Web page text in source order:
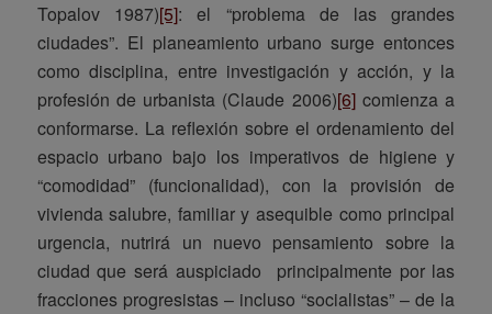
Topalov 1987)[5]: el “problema de las grandes
ciudades”. El planeamiento urbano surge entonces
como disciplina, entre investigación y acción, y la
profesión de urbanista (Claude 2006)[6]comienza a
conformarse. La reflexión sobre el ordenamiento del
espacio urbano bajo los imperativos de higiene y
“comodidad” (funcionalidad), con la provisión de
vivienda salubre, familiar y asequible como principal
urgencia, nutrirá un nuevo pensamiento sobre la
ciudad que será auspiciado principalmente por las
fracciones progresistas – incluso “socialistas” – de la